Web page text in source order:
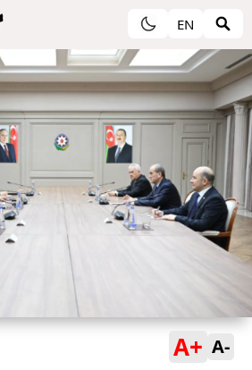
EN
A+ A-